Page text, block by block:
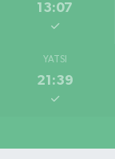
13:07
YATSI
21:39